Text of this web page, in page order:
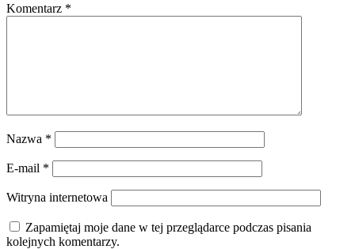
Komentarz *
Nazwa *
E-mail *
Witryna internetowa
Zapamiętaj moje dane w tej przeglądarce podczas pisania
kolejnych komentarzy.